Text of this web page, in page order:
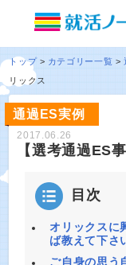
トップ カテゴリー一覧
リックス
通過ES実例
2017.06.26
【選考通過ES
目次
オリックスに
ば教えて下さ
ご自身の思う